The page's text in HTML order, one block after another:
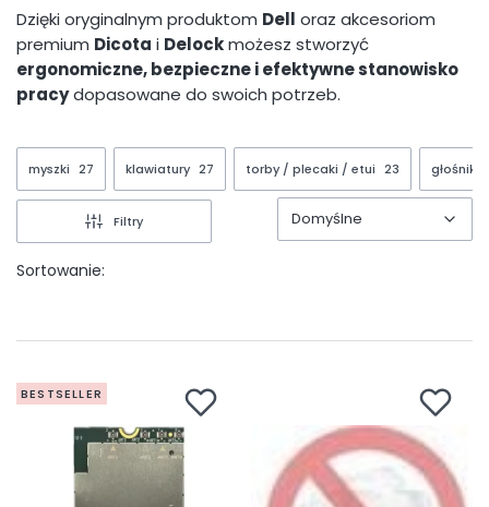
Dzięki oryginalnym produktom Dell oraz akcesoriom
premium Dicota i Delockmożesz stworzyć
ergonomiczne, bezpieczne i efektywne stanowisko
pracydopasowane do swoich potrzeb.
myszki 27 klawiatury 27 torby / plecaki / etui 23 głośniki
Filtry
Sortowanie:
Domyślne
BESTSELLER